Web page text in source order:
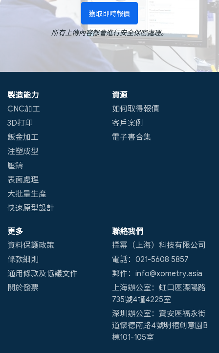
獲取即時報價
所有上傳內容都會進行安全保密處理。
製造能力
CNC加工
3D打印
鈑金加工
注塑成型
壓鑄
表面處理
大批量生產
快速原型設計
資源
如何取得報價
客戶案例
電子書合集
更多
資料保護政策
條款細則
通用條款及協議文件
關於發票
聯絡我們
擇幂（上海）科技有限公司
電話：021-5608 5857
郵件：info@xometry.asia
上海辦公室：虹口區溧陽路
735號4幢4225室
深圳辦公室：寶安區福永街
道懷德南路4號明禧創意園B
棟101-105室